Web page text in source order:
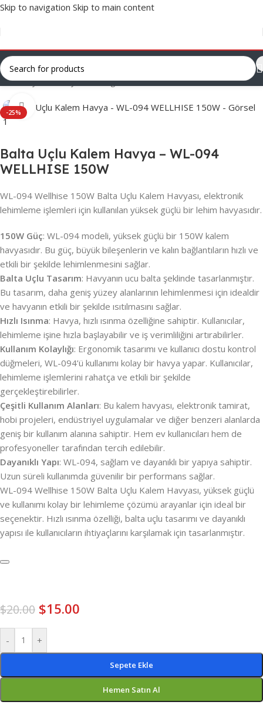
Skip to navigation Skip to main content
Ana Sayfa/Varsayılan Kategori
-25%
Click to enlarge
Balta Uçlu Kalem Havya – WL-094
WELLHISE 150W
WL-094 Wellhise 150W Balta Uçlu Kalem Havyası, elektronik
lehimleme işlemleri için kullanılan yüksek güçlü bir lehim havyasıdır.
150W Güç: WL-094 modeli, yüksek güçlü bir 150W kalem
havyasıdır. Bu güç, büyük bileşenlerin ve kalın bağlantıların hızlı ve
etkili bir şekilde lehimlenmesini sağlar.
Balta Uçlu Tasarım: Havyanın ucu balta şeklinde tasarlanmıştır.
Bu tasarım, daha geniş yüzey alanlarının lehimlenmesi için idealdir
ve havyanın etkili bir şekilde ısıtılmasını sağlar.
Hızlı Isınma: Havya, hızlı ısınma özelliğine sahiptir. Kullanıcılar,
lehimleme işine hızla başlayabilir ve iş verimliliğini artırabilirler.
Kullanım Kolaylığı: Ergonomik tasarımı ve kullanıcı dostu kontrol
düğmeleri, WL-094’ü kullanımı kolay bir havya yapar. Kullanıcılar,
lehimleme işlemlerini rahatça ve etkili bir şekilde
gerçekleştirebilirler.
Çeşitli Kullanım Alanları: Bu kalem havyası, elektronik tamirat,
hobi projeleri, endüstriyel uygulamalar ve diğer benzeri alanlarda
geniş bir kullanım alanına sahiptir. Hem ev kullanıcıları hem de
profesyoneller tarafından tercih edilebilir.
Dayanıklı Yapı: WL-094, sağlam ve dayanıklı bir yapıya sahiptir.
Uzun süreli kullanımda güvenilir bir performans sağlar.
WL-094 Wellhise 150W Balta Uçlu Kalem Havyası, yüksek güçlü
ve kullanımı kolay bir lehimleme çözümü arayanlar için ideal bir
seçenektir. Hızlı ısınma özelliği, balta uçlu tasarımı ve dayanıklı
yapısı ile kullanıcıların ihtiyaçlarını karşılamak için tasarlanmıştır.
$20.00 $15.00
- +
Sepete Ekle
Hemen Satın Al